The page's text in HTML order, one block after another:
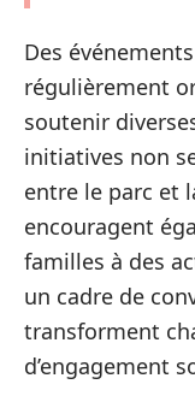
Des
régulièrement
soutenir
initiatives non
entre le parc et
encouragent
familles à des
un cadre de
transforment
d’engagement